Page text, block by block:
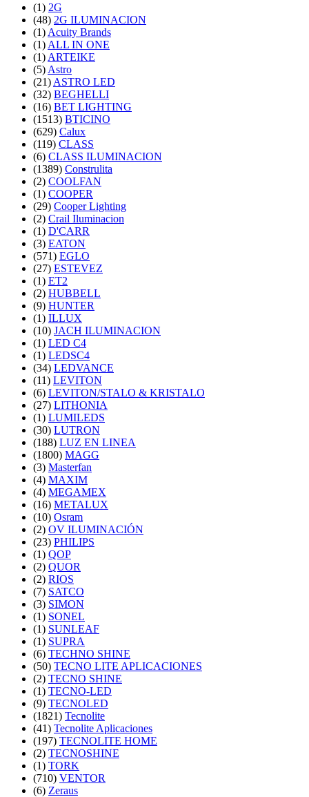
(1) 2G
(48) 2G ILUMINACION
(1) Acuity Brands
(1) ALL IN ONE
(1) ARTEIKE
(5) Astro
(21) ASTRO LED
(32) BEGHELLI
(16) BET LIGHTING
(1513) BTICINO
(629) Calux
(119) CLASS
(6) CLASS ILUMINACION
(1389) Construlita
(2) COOLFAN
(1) COOPER
(29) Cooper Lighting
(2) Crail Iluminacion
(1) D'CARR
(3) EATON
(571) EGLO
(27) ESTEVEZ
(1) ET2
(2) HUBBELL
(9) HUNTER
(1) ILLUX
(10) JACH ILUMINACION
(1) LED C4
(1) LEDSC4
(34) LEDVANCE
(11) LEVITON
(6) LEVITON/STALO & KRISTALO
(27) LITHONIA
(1) LUMILEDS
(30) LUTRON
(188) LUZ EN LINEA
(1800) MAGG
(3) Masterfan
(4) MAXIM
(4) MEGAMEX
(16) METALUX
(10) Osram
(2) OV ILUMINACIÓN
(23) PHILIPS
(1) QOP
(2) QUOR
(2) RIOS
(7) SATCO
(3) SIMON
(1) SONEL
(1) SUNLEAF
(1) SUPRA
(6) TECHNO SHINE
(50) TECNO LITE APLICACIONES
(2) TECNO SHINE
(1) TECNO-LED
(9) TECNOLED
(1821) Tecnolite
(41) Tecnolite Aplicaciones
(197) TECNOLITE HOME
(2) TECNOSHINE
(1) TORK
(710) VENTOR
(6) Zeraus